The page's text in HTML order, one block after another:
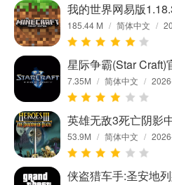
我的世界网易版
185.44 M / 简体中文 /
星际争霸(Star Craft)
7.35M / 简体中文 /
英雄无敌3死亡阴影
53.9M / 简体中文 /
侠盗猎车手:圣安地